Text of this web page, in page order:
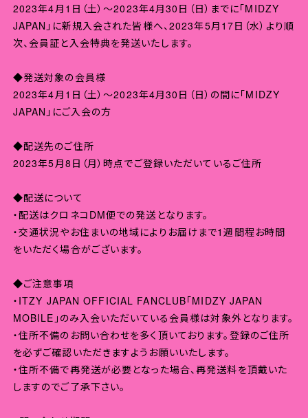
2023年4月1日（土）～2023年4月30日（日）までに「MIDZY
JAPAN」に新規入会された皆様へ、2023年5月 17日（水） より順
次、会員証と入会特典を発送いたします。
◆発送対象の会員様
2023年4月1日（土）～2023年4月30日（日）の間に「MIDZY
JAPAN」にご入会の方
◆配送先のご住所
2023年5月8日（月）時点でご登録いただいているご住所
◆配送について
・配送はクロネコDM便での発送となります。
・交通状況やお住まいの地域によりお届けまで1週間程お時間
をいただく場合がございます。
◆ご注意事項
・ITZY JAPAN OFFICIAL FANCLUB「MIDZY JAPAN
MOBILE」のみ入会いただいている会員様は対象外となります。
・住所不備のお問い合わせを多く頂いております。登録のご住所
を必ずご確認いただきますようお願いいたします。
・住所不備で再発送が必要となった場合、再発送料を頂戴いた
しますのでご了承下さい。